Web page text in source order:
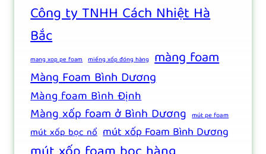
Công ty TNHH Cách Nhiệt Hà
Bắc
mang xop pe foam miếng xốp đóng hàng màng foam
Màng Foam Bình Dương
Màng foam Bình Định
Màng xốp foam ở Bình Dương mút pe foam
mút xốp bọc nổ mút xốp Foam Bình Dương